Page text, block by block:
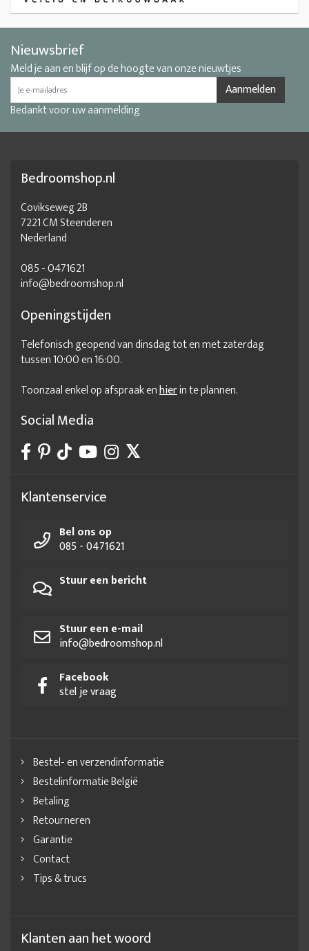
Nieuwsbrief
Meld je aan en blijf op de hoogte van onze nieuwtjes
Aanmelden
Bedankt voor uw aanmelding
Bedroomshop.nl
Covikseweg 2B
7221 CM Steenderen
Nederland
085 - 0471621
info@bedroomshop.nl
Openingstijden
Telefonisch geopend van dinsdag tot en met zaterdag
tussen 10:00 en 16:00.
Toonzaal enkel op afspraak enhierin te plannen.
Social Media
Klantenservice
Bel ons op
085 - 0471621
Stuur een bericht
Stuur een e-mail
info@bedroomshop.nl
Facebook
stel je vraag
Bestel- en verzendinformatie
Bestelinformatie België
Betaling
Retourneren
Garantie
Contact
Tips & trucs
Klanten aan het woord